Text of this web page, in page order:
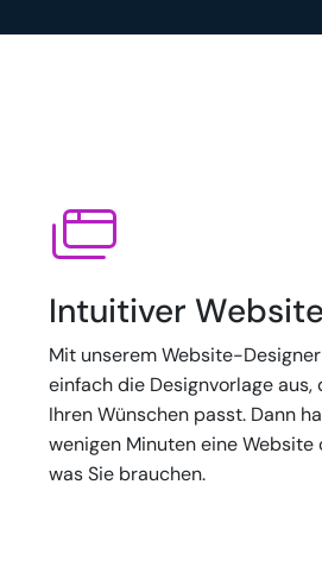
Intuitiver
Mit unserem Website-
einfach die Designvorlage aus,
Ihren Wünschen passt. Dann
wenigen Minuten eine Website
was Sie brauchen.